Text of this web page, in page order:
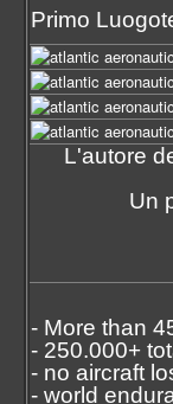
Primo
L'autore
Un
- More than
- 250.000+
- no aircraft
- world